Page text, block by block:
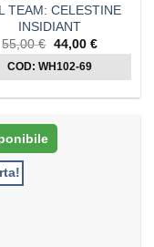
TEAM: CELESTINE
INSIDIANT
55,00€ Il
prezzo
originale
era:
44,00 €Il
prezzo
è:
COD: WH102-69